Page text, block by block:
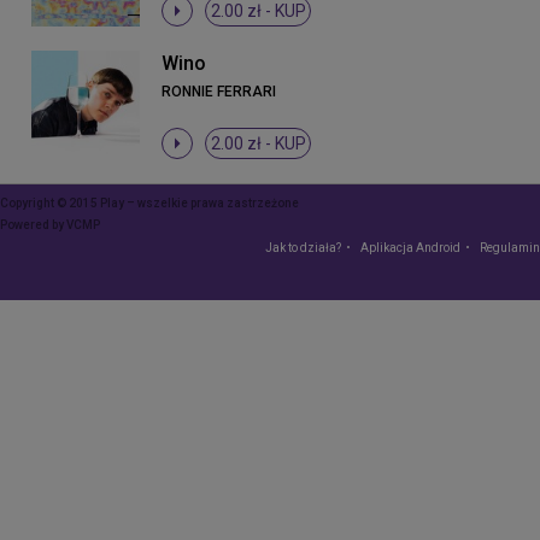
2.00 zł - KUP
Wino
RONNIE FERRARI
2.00 zł - KUP
Copyright © 2015 Play – wszelkie prawa zastrzeżone
Powered byVCMP
Jak to działa?
Aplikacja Android Regulamin